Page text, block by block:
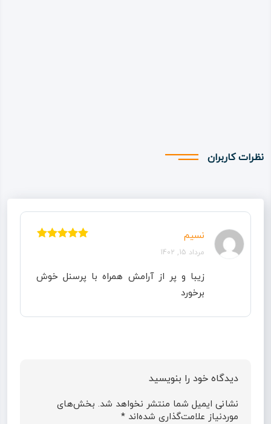
نظرات کاربران
نسیم
مرداد 15, 1402
زیبا و پر از آرامش همراه با پرسنل خوش
برخورد
دیدگاه خود را بنویسید
نشانی ایمیل شما منتشر نخواهد شد. بخش‌های
موردنیاز علامت‌گذاری شده‌اند *